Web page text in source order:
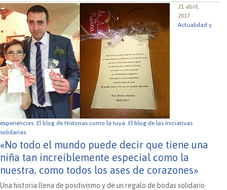
21 abril,
2017
Actualidad y
experiencias. El blog de Historias como la tuya. El blog de las Iniciativas
solidarias.
«No todo el mundo puede decir que tiene una
niña tan increíblemente especial como la
nuestra, como todos los ases de corazones»
Una historia llena de positivismo y de un regalo de bodas solidario